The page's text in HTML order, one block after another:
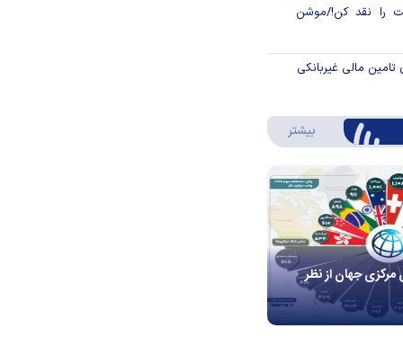
را نقد کن!/موشن
تامین مالی غیربانکی
بیشتر درباره اینفوگرافیک
مرکزی جهان از نظر